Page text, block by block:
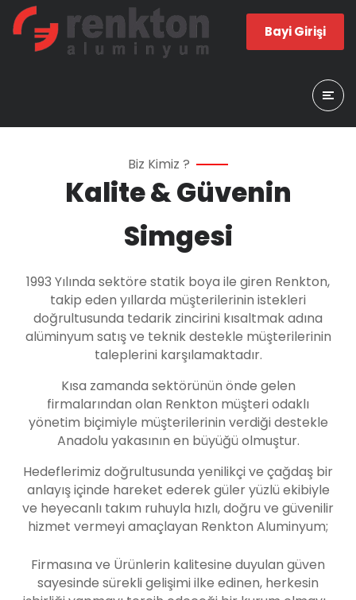
Bayi Girişi
Biz Kimiz ?
Kalite & Güvenin
Simgesi
1993 Yılında sektöre statik boya ile giren Renkton,
takip eden yıllarda müşterilerinin istekleri
doğrultusunda tedarik zincirini kısaltmak adına
alüminyum satış ve teknik destekle müşterilerinin
taleplerini karşılamaktadır.
Kısa zamanda sektörünün önde gelen
firmalarından olan Renkton müşteri odaklı
yönetim biçimiyle müşterilerinin verdiği destekle
Anadolu yakasının en büyüğü olmuştur.
Hedeflerimiz doğrultusunda yenilikçi ve çağdaş bir
anlayış içinde hareket ederek güler yüzlü ekibiyle
ve heyecanlı takım ruhuyla hızlı, doğru ve güvenilir
hizmet vermeyi amaçlayan Renkton Aluminyum;
Firmasına ve Ürünlerin kalitesine duyulan güven
sayesinde sürekli gelişimi ilke edinen, herkesin